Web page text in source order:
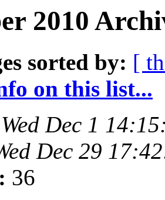
2010
sorted by: [
on this list...
Wed Dec 1
Dec 29
36